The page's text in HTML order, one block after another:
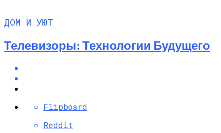
ДОМ И УЮТ
Телевизоры: Технологии Будущего
Flipboard
Reddit